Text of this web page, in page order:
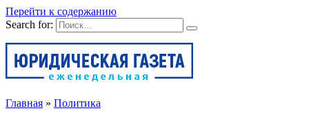
Перейти к содержанию
Search for:
Главная » Политика